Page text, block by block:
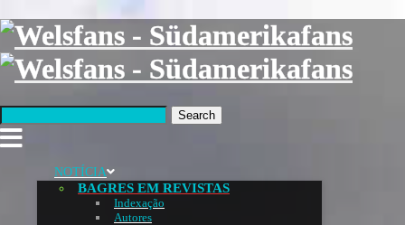
Search
NOTÍCIA
BAGRES EM REVISTAS
Indexação
Autores